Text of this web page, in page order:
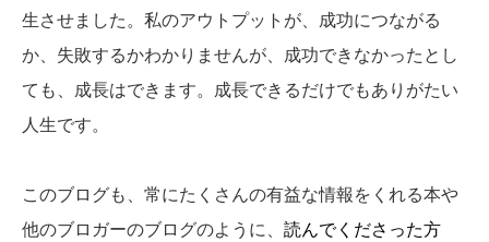
生させました。私のアウトプットが、成功につながる
か、失敗するかわかりませんが、成功できなかったとし
ても、成長はできます。成長できるだけでもありがたい
人生です。
このブログも、常にたくさんの有益な情報をくれる本や
他のブロガーのブログのように、 読んでくださった方